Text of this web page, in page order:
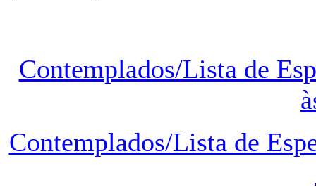
Contemplados/Lista de
Contemplados/Lista de